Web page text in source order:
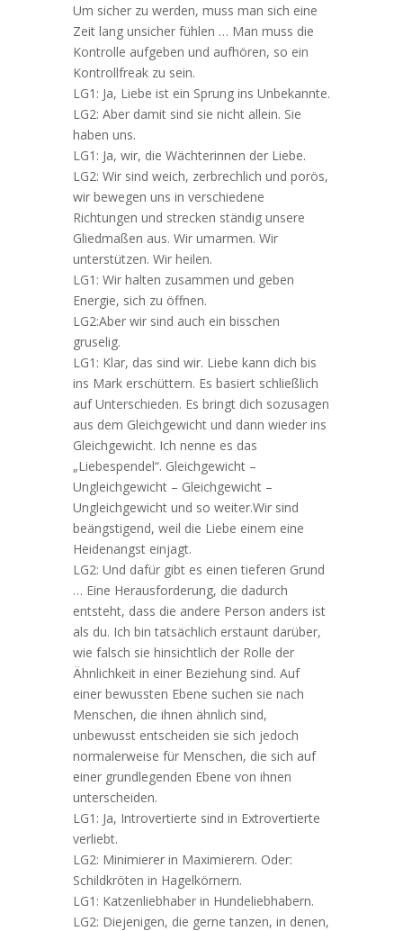
Um sicher zu werden, muss man sich eine
Zeit lang unsicher fühlen … Man muss die
Kontrolle aufgeben und aufhören, so ein
Kontrollfreak zu sein.
LG1: Ja, Liebe ist ein Sprung ins Unbekannte.
LG2: Aber damit sind sie nicht allein. Sie
haben uns.
LG1: Ja, wir, die Wächterinnen der Liebe.
LG2: Wir sind weich, zerbrechlich und porös,
wir bewegen uns in verschiedene
Richtungen und strecken ständig unsere
Gliedmaßen aus. Wir umarmen. Wir
unterstützen. Wir heilen.
LG1: Wir halten zusammen und geben
Energie, sich zu öffnen.
LG2:Aber wir sind auch ein bisschen
gruselig.
LG1: Klar, das sind wir. Liebe kann dich bis
ins Mark erschüttern. Es basiert schließlich
auf Unterschieden. Es bringt dich sozusagen
aus dem Gleichgewicht und dann wieder ins
Gleichgewicht. Ich nenne es das
„Liebespendel“. Gleichgewicht –
Ungleichgewicht – Gleichgewicht –
Ungleichgewicht und so weiter.Wir sind
beängstigend, weil die Liebe einem eine
Heidenangst einjagt.
LG2: Und dafür gibt es einen tieferen Grund
… Eine Herausforderung, die dadurch
entsteht, dass die andere Person anders ist
als du. Ich bin tatsächlich erstaunt darüber,
wie falsch sie hinsichtlich der Rolle der
Ähnlichkeit in einer Beziehung sind. Auf
einer bewussten Ebene suchen sie nach
Menschen, die ihnen ähnlich sind,
unbewusst entscheiden sie sich jedoch
normalerweise für Menschen, die sich auf
einer grundlegenden Ebene von ihnen
unterscheiden.
LG1: Ja, Introvertierte sind in Extrovertierte
verliebt.
LG2: Minimierer in Maximierern. Oder:
Schildkröten in Hagelkörnern.
LG1: Katzenliebhaber in Hundeliebhabern.
LG2: Diejenigen, die gerne tanzen, in denen,